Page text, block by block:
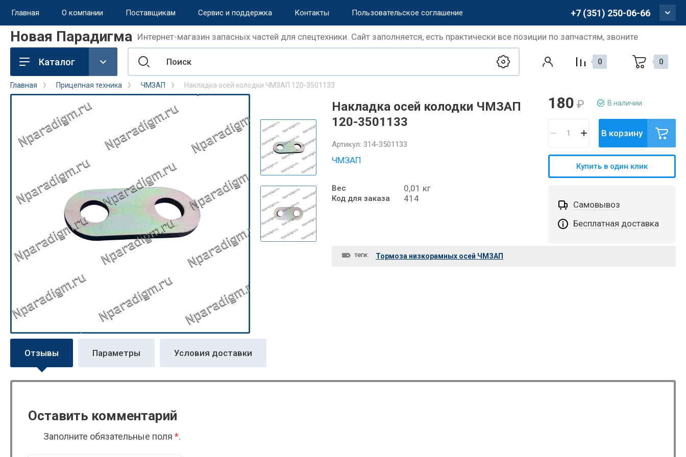
Сервис и поддержка
Доставка
Способы оплаты
Главная О компании Поставщикам Сервис и поддержка Контакты Пользовательское соглашение +7 (351) 250-06-66
Новая Парадигма Интернет-магазин запасных частей для спецтехники. Сайт заполняется, есть практически все позиции по запчастям, звоните
Каталог 0 0
Главная Прицепная техника ЧМЗАП Накладка осей колодки ЧМЗАП 120-3501133
Накладка осей колодки ЧМЗАП
120-3501133
Артикул: 314-3501133
ЧМЗАП
Вес 0,01 кг
Код для заказа 414
180 ₽ В наличии
В корзину
Купить в один клик
Самовывоз
Бесплатная доставка
теги: Тормоза низкорамных осей ЧМЗАП
Отзывы Параметры Условия доставки
Оставить комментарий
Заполните обязательные поля *.